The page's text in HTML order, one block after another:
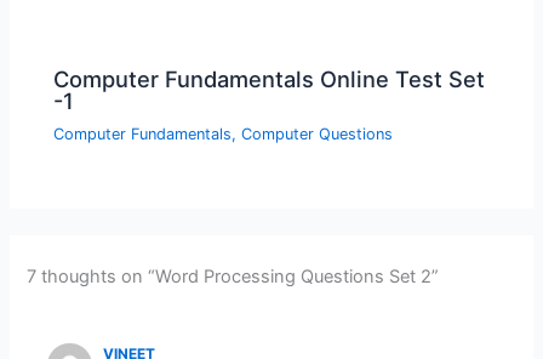
Computer Fundamentals Online Test Set
-1
Computer Fundamentals,Computer Questions
7 thoughts on “Word Processing Questions Set 2”
VINEET